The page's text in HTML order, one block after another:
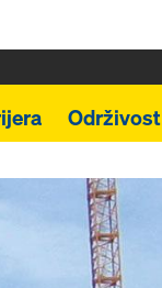
Održivost